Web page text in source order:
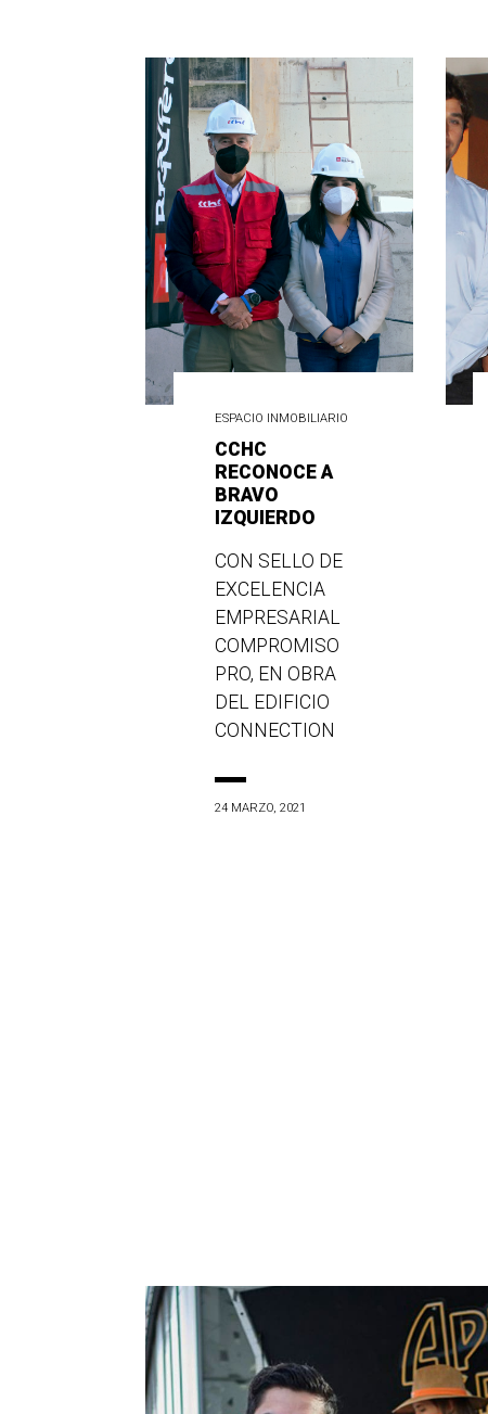
ESPACIO INMOBILIARIO
CCHC
RECONOCE A
BRAVO
IZQUIERDO
CON SELLO DE
EXCELENCIA
EMPRESARIAL
COMPROMISO
PRO, EN OBRA
DEL EDIFICIO
CONNECTION
24 MARZO, 2021